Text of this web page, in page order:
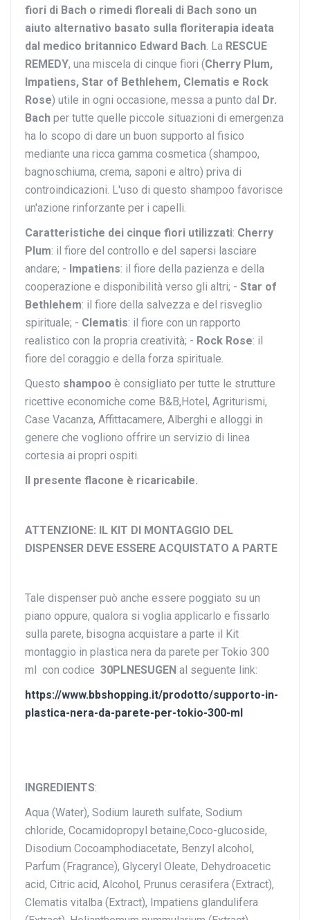
fiori di Bach o rimedi floreali di Bach sono un
aiuto alternativo basato sulla floriterapia ideata
dal medico britannico Edward Bach. La RESCUE
REMEDY, una miscela di cinque fiori (Cherry Plum,
Impatiens, Star of Bethlehem, Clematis e Rock
Rose) utile in ogni occasione, messa a punto dal Dr.
Bach per tutte quelle piccole situazioni di emergenza
ha lo scopo di dare un buon supporto al fisico
mediante una ricca gamma cosmetica (shampoo,
bagnoschiuma, crema, saponi e altro) priva di
controindicazioni. L'uso di questo shampoo favorisce
un'azione rinforzante per i capelli.
Caratteristiche dei cinque fiori utilizzati: Cherry
Plum: il fiore del controllo e del sapersi lasciare
andare; - Impatiens: il fiore della pazienza e della
cooperazione e disponibilità verso gli altri; - Star of
Bethlehem: il fiore della salvezza e del risveglio
spirituale; - Clematis: il fiore con un rapporto
realistico con la propria creatività; - Rock Rose: il
fiore del coraggio e della forza spirituale.
Questo shampoo è consigliato per tutte le strutture
ricettive economiche come B&B,Hotel, Agriturismi,
Case Vacanza, Affittacamere, Alberghi e alloggi in
genere che vogliono offrire un servizio di linea
cortesia ai propri ospiti.
Il presente flacone è ricaricabile.
ATTENZIONE: IL KIT DI MONTAGGIO DEL
DISPENSER DEVE ESSERE ACQUISTATO A PARTE
Tale dispenser può anche essere poggiato su un
piano oppure, qualora si voglia applicarlo e fissarlo
sulla parete, bisogna acquistare a parte il Kit
montaggio in plastica nera da parete per Tokio 300
ml con codice 30PLNESUGEN al seguente link:
https://www.bbshopping.it/prodotto/supporto-in-
plastica-nera-da-parete-per-tokio-300-ml
INGREDIENTS:
Aqua (Water), Sodium laureth sulfate, Sodium
chloride, Cocamidopropyl betaine,Coco-glucoside,
Disodium Cocoamphodiacetate, Benzyl alcohol,
Parfum (Fragrance), Glyceryl Oleate, Dehydroacetic
acid, Citric acid, Alcohol, Prunus cerasifera (Extract),
Clematis vitalba (Extract), Impatiens glandulifera